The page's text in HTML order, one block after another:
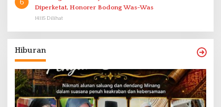
6
Diperketat, Honorer Bodong Was-Was
14115 Dilihat
Hiburan